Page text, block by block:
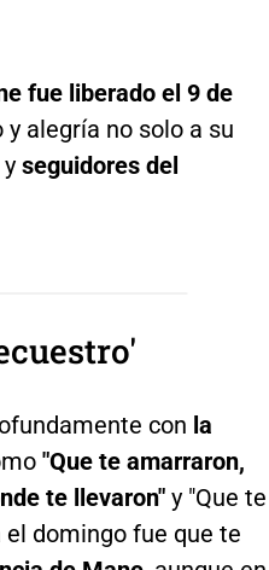
fue liberado el 9 de
alegría no solo a su
seguidores del
con la
"Que te amarraron,
te llevaron"y "Que te
domingo fue que te